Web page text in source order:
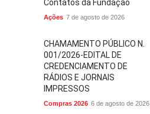
Contatos da Fundação
Ações 7 de agosto de 2026
CHAMAMENTO PÚBLICO N.
001/2026-EDITAL DE
CREDENCIAMENTO DE
RÁDIOS E JORNAIS
IMPRESSOS
Compras 2026 6 de agosto de 2026